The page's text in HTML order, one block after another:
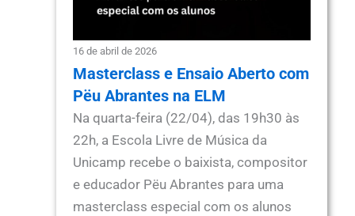
16 de abril de 2026
Masterclass e Ensaio Aberto com
Pëu Abrantes na ELM
Na quarta-feira (22/04), das 19h30 às
22h, a Escola Livre de Música da
Unicamp recebe o baixista, compositor
e educador Pëu Abrantes para uma
masterclass especial com os alunos